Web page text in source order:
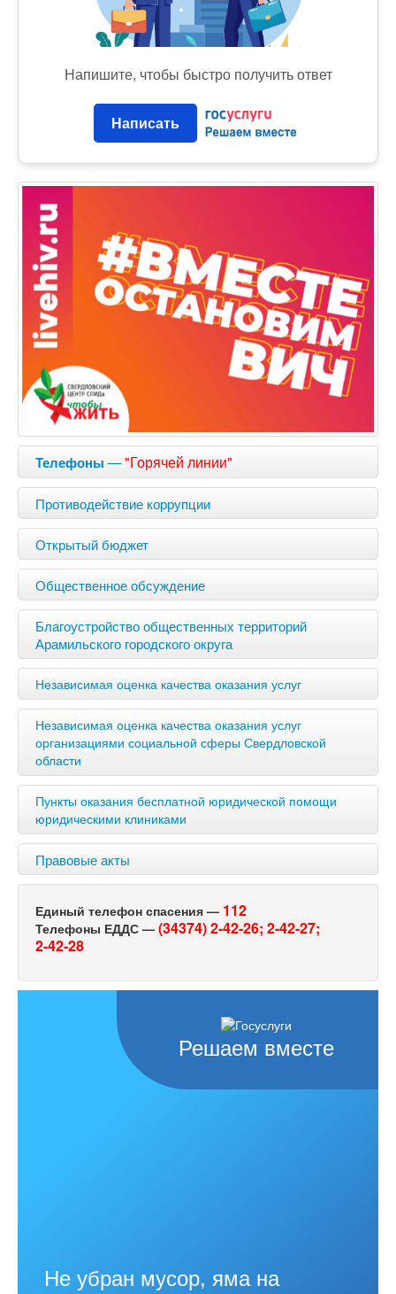
Напишите, чтобы быстро получить ответ
Написать
Телефоны —"Горячей линии"
Противодействие коррупции
Открытый бюджет
Общественное обсуждение
Благоустройство общественных территорий
Арамильского городского округа
Независимая оценка качества оказания услуг
Независимая оценка качества оказания услуг
организациями социальной сферы Свердловской
области
Пункты оказания бесплатной юридической помощи
юридическими клиниками
Правовые акты
Единый телефон спасения — 112
Телефоны ЕДДС — (34374) 2-42-26; 2-42-27;
2-42-28
Решаем вместе
Не убран мусор, яма на